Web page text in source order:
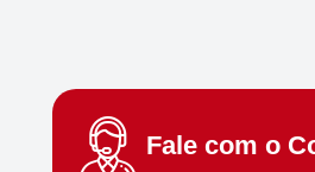
Fale com o